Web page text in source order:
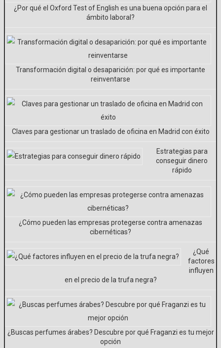
¿Por qué el Oxford Test of English es una buena opción para el
ámbito laboral?
Transformación digital o desaparición: por qué es importante
reinventarse
Claves para gestionar un traslado de oficina en Madrid con éxito
Estrategias para
conseguir dinero
rápido
¿Cómo pueden las empresas protegerse contra amenazas
cibernéticas?
¿Qué
factores
influyen
en el precio de la trufa negra?
¿Buscas perfumes árabes? Descubre por qué Fraganzi es tu mejor
opción